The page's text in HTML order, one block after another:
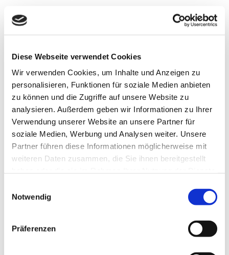
Diese Webseite verwendet Cookies
Wir verwenden Cookies, um Inhalte und Anzeigen zu
personalisieren, Funktionen für soziale Medien anbieten
zu können und die Zugriffe auf unsere Website zu
analysieren. Außerdem geben wir Informationen zu Ihrer
Verwendung unserer Website an unsere Partner für
soziale Medien, Werbung und Analysen weiter. Unsere
Partner führen diese Informationen möglicherweise mit
weiteren Daten zusammen, die Sie ihnen bereitgestellt
Notwendig
Präferenzen
Bei Mietmängeln oder Streitigkeiten zwischen
Vermieter und Mieter stehen wir unseren Mandanten
und Pflichten und vertreten Ihre Interessen bei der
Durchsetzung von Ansprüchen oder der Abwehr
unberechtigter Forderungen.
Mieterhöhung und
Nebenkostenabrechnung
Wir unterstützen Vermieter bei der Durchsetzung von
Mieterhöhungen und bei der Erstellung von
Überprüfung von Nebenkostenabrechnungen und der
Prozessvertretung und außergerichtliche